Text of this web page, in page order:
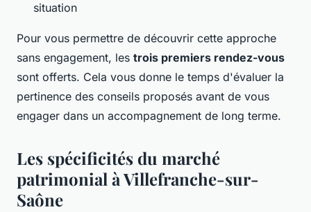
situation
Pour vous permettre de découvrir cette approche
sans engagement, les trois premiers rendez-vous
sont offerts. Cela vous donne le temps d'évaluer la
pertinence des conseils proposés avant de vous
engager dans un accompagnement de long terme.
Les spécificités du marché
patrimonial à Villefranche-sur-
Saône